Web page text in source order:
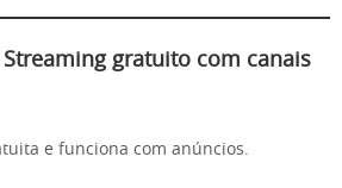
gratuito com canais
e funciona com anúncios.